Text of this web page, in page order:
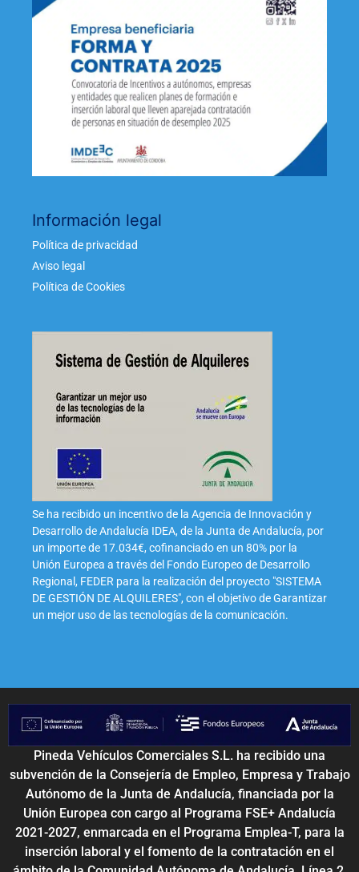
Información legal
Política de privacidad
Aviso legal
Política de Cookies
Se ha recibido un incentivo de la Agencia de Innovación y
Desarrollo de Andalucía IDEA, de la Junta de Andalucía, por
un importe de 17.034€, cofinanciado en un 80% por la
Unión Europea a través del Fondo Europeo de Desarrollo
Regional, FEDER para la realización del proyecto "SISTEMA
DE GESTIÓN DE ALQUILERES", con el objetivo de Garantizar
un mejor uso de las tecnologías de la comunicación.
Pineda Vehículos Comerciales S.L. ha recibido una
subvención de la Consejería de Empleo, Empresa y Trabajo
Autónomo de la Junta de Andalucía, financiada por la
Unión Europea con cargo al Programa FSE+ Andalucía
2021-2027, enmarcada en el Programa Emplea-T, para la
inserción laboral y el fomento de la contratación en el